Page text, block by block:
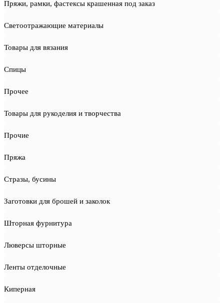
Пряжи, рамки, фастексы крашенная под заказ
Светоотражающие материалы
Товары для вязания
Спицы
Прочее
Товары для рукоделия и творчества
Прочие
Пряжа
Стразы, бусины
Заготовки для брошей и заколок
Шторная фурнитура
Люверсы шторные
Ленты отделочные
Киперная